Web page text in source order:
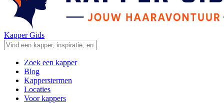
Kapper Gids
Zoek een kapper
Blog
Kapperstermen
Locaties
Voor kappers